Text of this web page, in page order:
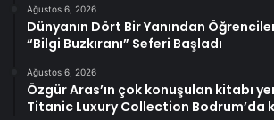
Ağustos 6, 2026
Dünyanın Dört Bir Yanından
“Bilgi Buzkıranı” Seferi Başladı
Ağustos 6, 2026
Özgür Aras’ın çok konuşulan kitabı
Titanic Luxury Collection Bodrum’da